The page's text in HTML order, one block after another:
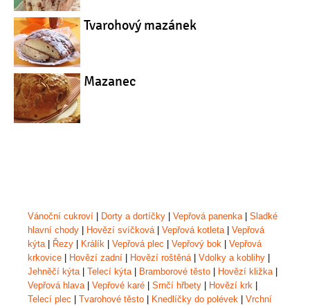
Tvarohový mazánek
Mazanec
Vánoční cukroví | Dorty a dortíčky | Vepřová panenka | Sladké
hlavní chody | Hovězí svíčková | Vepřová kotleta | Vepřová
kýta | Řezy | Králík | Vepřová plec | Vepřový bok | Vepřová
krkovice | Hovězí zadní | Hovězí roštěná | Vdolky a koblihy |
Jehněčí kýta | Telecí kýta | Bramborové těsto | Hovězí kližka |
Vepřová hlava | Vepřové karé | Srnčí hřbety | Hovězí krk |
Telecí plec | Tvarohové těsto | Knedlíčky do polévek | Vrchní